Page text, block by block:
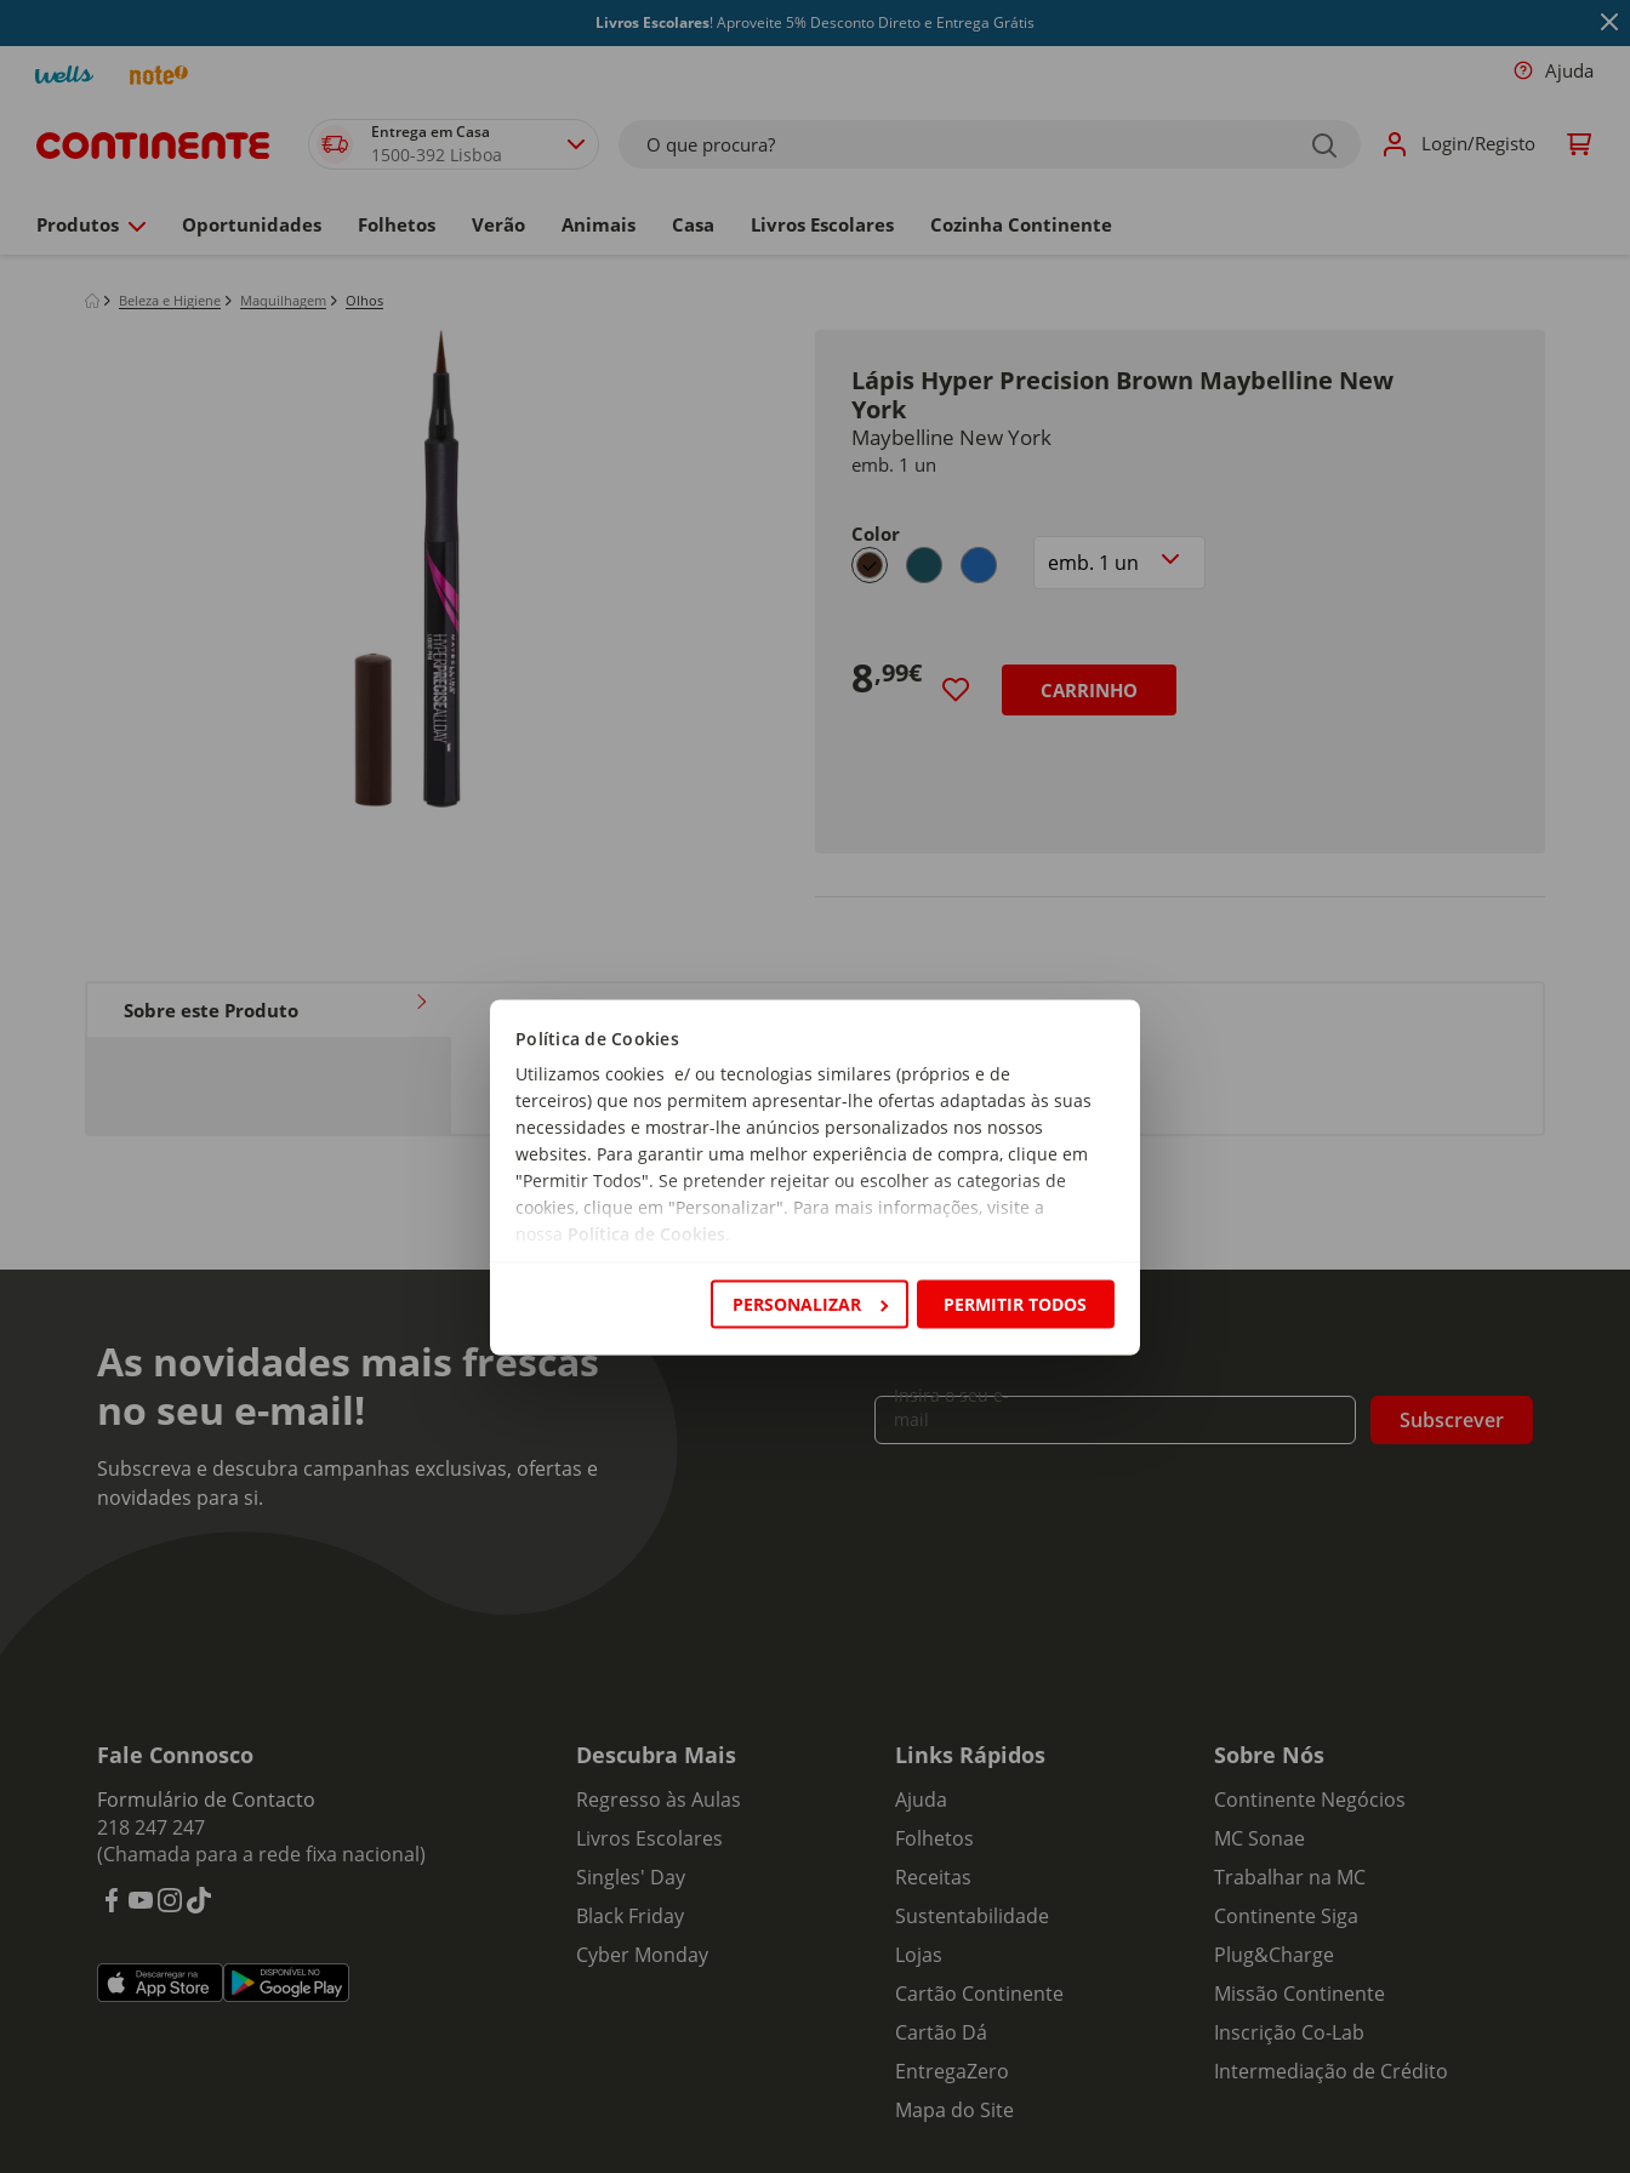
Política de Cookies
Utilizamos cookies e/ ou tecnologias similares (próprios e de
terceiros) que nos permitem apresentar-lhe ofertas adaptadas às suas
necessidades e mostrar-lhe anúncios personalizados nos nossos
websites. Para garantir uma melhor experiência de compra, clique em
"Permitir Todos". Se pretender rejeitar ou escolher as categorias de
cookies, clique em "Personalizar". Para mais informações, visite a
nossa Política de Cookies
PERSONALIZAR PERMITIR TODOS
Livros Escolares! Aproveite 5% Desconto Direto e Entrega Grátis
Ajuda
Entrega em Casa
1500-392 Lisboa O que procura? Login/Registo
Produtos Oportunidades Folhetos Verão Animais Casa Livros Escolares Cozinha Continente
Beleza e Higiene Maquilhagem Olhos
Lápis Hyper Precision Brown Maybelline New
York
Maybelline New York
emb. 1 un
Color
selected
Size
8,99€
CARRINHO
Sobre este Produto
Tipo de produto:
As novidades mais frescas
no seu e-mail!
Subscreva e descubra campanhas exclusivas, ofertas e
novidades para si.
Insira o seu e-
mail
Subscrever
Fale Connosco
Formulário de Contacto
218 247 247
(Chamada para a rede fixa nacional)
Descubra Mais
Regresso às Aulas
Livros Escolares
Singles' Day
Black Friday
Cyber Monday
Links Rápidos
Ajuda
Folhetos
Receitas
Sustentabilidade
Lojas
Cartão Continente
Cartão Dá
EntregaZero
Mapa do Site
Sobre Nós
Continente Negócios
MC Sonae
Trabalhar na MC
Continente Siga
Plug&Charge
Missão Continente
Inscrição Co-Lab
Intermediação de Crédito